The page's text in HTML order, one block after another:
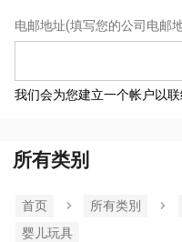
电邮地址(填写您的公司电邮
我们会为您建立一个帐户以
所有类别
首页 所有类別
婴儿玩具